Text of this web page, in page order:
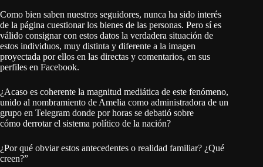
Como bien saben nuestros seguidores, nunca ha sido interés
de la página cuestionar los bienes de las personas. Pero sí es
válido consignar con estos datos la verdadera situación de
estos individuos, muy distinta y diferente a la imagen
proyectada por ellos en las directas y comentarios, en sus
perfiles en Facebook.
¿Acaso es coherente la magnitud mediática de este fenómeno,
unido al nombramiento de Amelia como administradora de un
grupo en Telegram donde por horas se debatió sobre
cómo derrotar el sistema político de la nación?
¿Por qué obviar estos antecedentes o realidad familiar? ¿Qué
creen?”